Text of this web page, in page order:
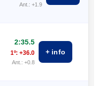
Ant.: +1.9
2:35.5
1º: +36.0
Ant.: +0.8
+ info